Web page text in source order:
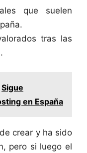
que suelen
tras las
Sigue
en España
crear y ha sido
pero si luego el